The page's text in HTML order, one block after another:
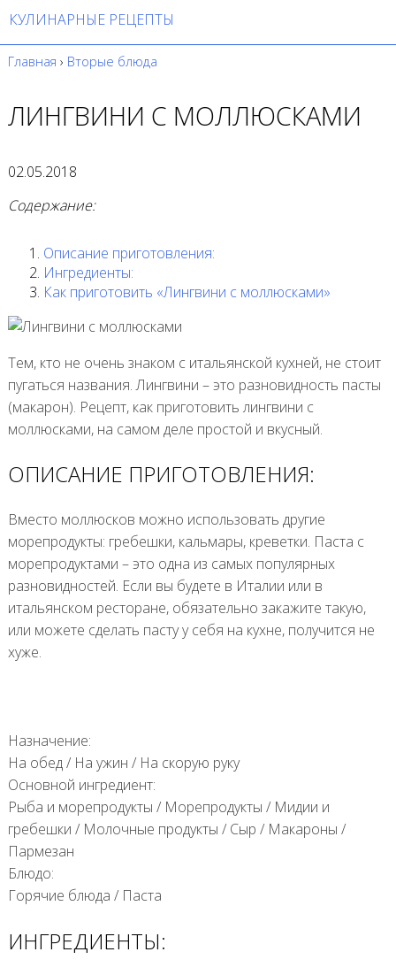
КУЛИНАРНЫЕ РЕЦЕПТЫ
Главная › Вторые блюда
ЛИНГВИНИ С МОЛЛЮСКАМИ
02.05.2018
Содержание:
Описание приготовления:
Ингредиенты:
Как приготовить «Лингвини с моллюсками»
Тем, кто не очень знаком с итальянской кухней, не стоит
пугаться названия. Лингвини – это разновидность пасты
(макарон). Рецепт, как приготовить лингвини с
моллюсками, на самом деле простой и вкусный.
ОПИСАНИЕ ПРИГОТОВЛЕНИЯ:
Вместо моллюсков можно использовать другие
морепродукты: гребешки, кальмары, креветки. Паста с
морепродуктами – это одна из самых популярных
разновидностей. Если вы будете в Италии или в
итальянском ресторане, обязательно закажите такую,
или можете сделать пасту у себя на кухне, получится не
хуже.
Назначение:
На обед/На ужин /На скорую руку
Основной ингредиент:
Рыба и морепродукты /Морепродукты /Мидии и
гребешки /Молочные продукты /Сыр /Макароны /
Пармезан
Блюдо:
Горячие блюда /Паста
ИНГРЕДИЕНТЫ: